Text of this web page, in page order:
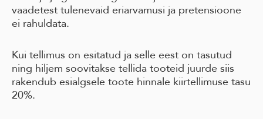
vaadetest tulenevaid eriarvamusi ja pretensioone
ei rahuldata.
Kui tellimus on esitatud ja selle eest on tasutud
ning hiljem soovitakse tellida tooteid juurde siis
rakendub esialgsele toote hinnale kiirtellimuse tasu
20%.